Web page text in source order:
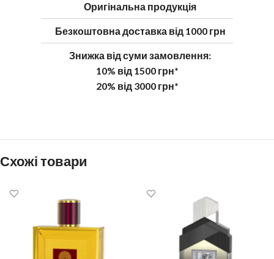
Оригінальна продукція
Безкоштовна доставка від 1000 грн
Знижка від суми замовлення:
10% від 1500 грн*
20% від 3000 грн*
Схожі товари